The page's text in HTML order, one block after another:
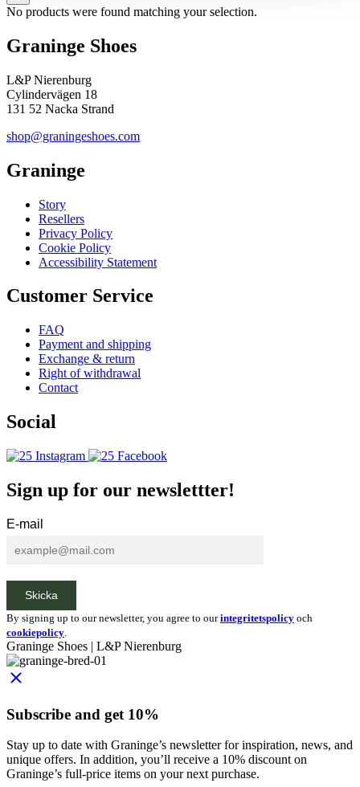
No products were found matching your selection.
Graninge Shoes
L&P Nierenburg
Cylindervägen 18
131 52 Nacka Strand
shop@graningeshoes.com
Graninge
Story
Resellers
Privacy Policy
Cookie Policy
Accessibility Statement
Customer Service
FAQ
Payment and shipping
Exchange & return
Right of withdrawal
Contact
Social
Instagram Facebook
Sign up for our newslettter!
E-mail
Skicka
By signing up to our newsletter, you agree to ourintegritetspolicy och
cookiepolicy
Graninge Shoes | L&P Nierenburg
close
Subscribe and get 10%
Stay up to date with Graninge’s newsletter for inspiration, news, and
unique offers. In addition, you’ll receive a 10% discount on
Graninge’s full-price items on your next purchase.